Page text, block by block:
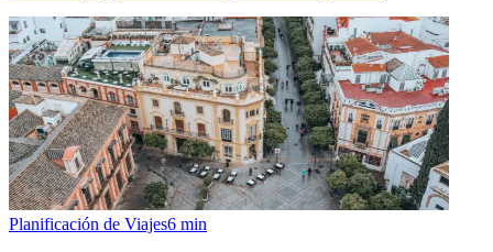
Planificación de Viajes6 min